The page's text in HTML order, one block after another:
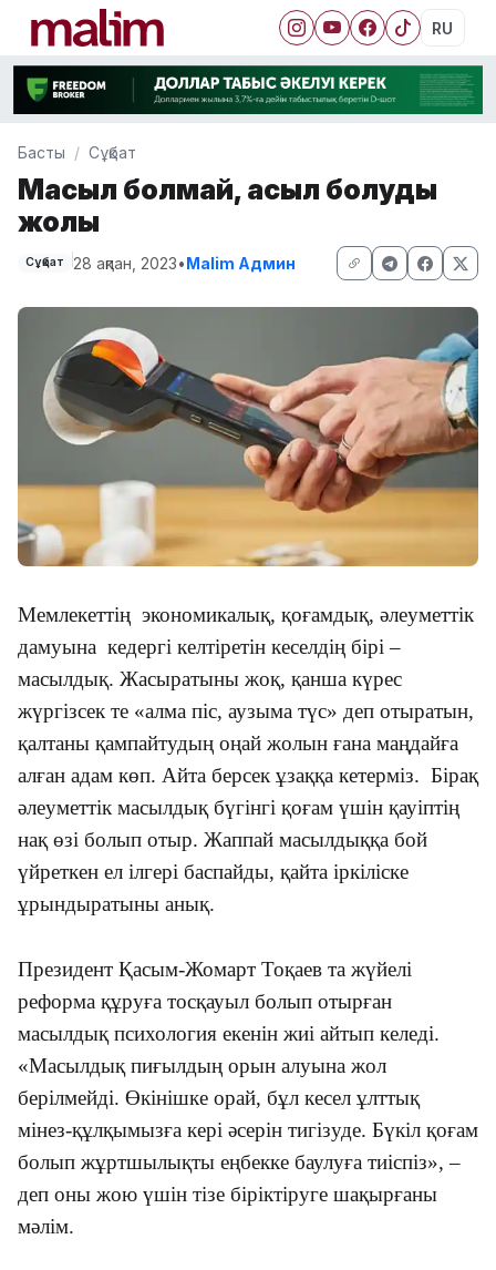
RU
Басты Сұқбат
Масыл болмай, асыл болудың
жолы
Сұқбат 28 ақпан, 2023•Malim Админ
Мемлекеттің экономикалық, қоғамдық, әлеуметтік
дамуына кедергі келтіретін кеселдің бірі –
масылдық. Жасыратыны жоқ, қанша күрес
жүргізсек те «алма піс, аузыма түс» деп отыратын,
қалтаны қампайтудың оңай жолын ғана маңдайға
алған адам көп. Айта берсек ұзаққа кетерміз. Бірақ
әлеуметтік масылдық бүгінгі қоғам үшін қауіптің
нақ өзі болып отыр. Жаппай масылдыққа бой
үйреткен ел ілгері баспайды, қайта іркіліске
ұрындыратыны анық.
Президент Қасым-Жомарт Тоқаев та жүйелі
реформа құруға тосқауыл болып отырған
масылдық психология екенін жиі айтып келеді.
«Масылдық пиғылдың орын алуына жол
берілмейді. Өкінішке орай, бұл кесел ұлттық
мінез-құлқымызға кері әсерін тигізуде. Бүкіл қоғам
болып жұртшылықты еңбекке баулуға тиіспіз», –
деп оны жою үшін тізе біріктіруге шақырғаны
мәлім.